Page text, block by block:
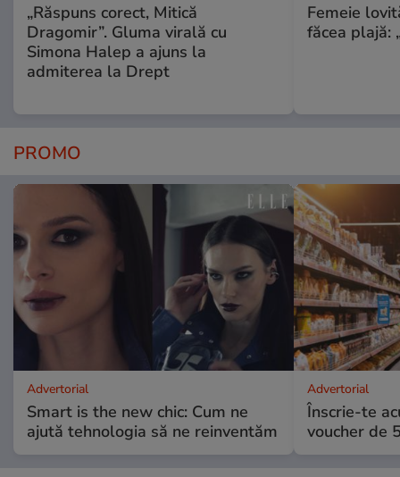
„Răspuns corect, Mitică
Dragomir”. Gluma virală cu
Simona Halep a ajuns la
admiterea la Drept
Femeie
făcea plajă:
PROMO
Advertorial
Smart is the new chic: Cum ne
ajută tehnologia să ne reinventăm
Advertorial
Înscrie-te
voucher de